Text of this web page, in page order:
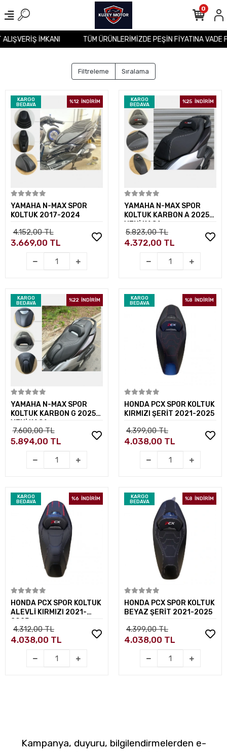
ALIŞVERİŞ İMKANI TÜM ÜRÜNLERİMİZDE PEŞİN FİYATINA
0
Filtreleme Sıralama
KARGO
BEDAVA
%12 İNDİRİM
Sepete Ekle
YAMAHA N-MAX SPOR
KOLTUK 2017-2024
4.152,00 TL
3.669,00 TL
KARGO
BEDAVA
%25 İNDİRİM
Sepete Ekle
YAMAHA N-MAX SPOR
KOLTUK KARBON A 2025
YENİ KASA
5.823,00 TL
4.372,00 TL
KARGO
BEDAVA
%22 İNDİRİM
Sepete Ekle
YAMAHA N-MAX SPOR
KOLTUK KARBON G 2025
YENİ KASA
7.600,00 TL
5.894,00 TL
KARGO
BEDAVA
%8 İNDİRİM
Sepete Ekle
HONDA PCX SPOR KOLTUK
KIRMIZI ŞERİT 2021-2025
4.399,00 TL
4.038,00 TL
KARGO
BEDAVA
%6 İNDİRİM
Sepete Ekle
HONDA PCX SPOR KOLTUK
ALEVLİ KIRMIZI 2021-
2025
4.312,00 TL
4.038,00 TL
KARGO
BEDAVA
%8 İNDİRİM
Sepete Ekle
HONDA PCX SPOR KOLTUK
BEYAZ ŞERİT 2021-2025
4.399,00 TL
4.038,00 TL
Kampanya, duyuru, bilgilendirmelerden e-